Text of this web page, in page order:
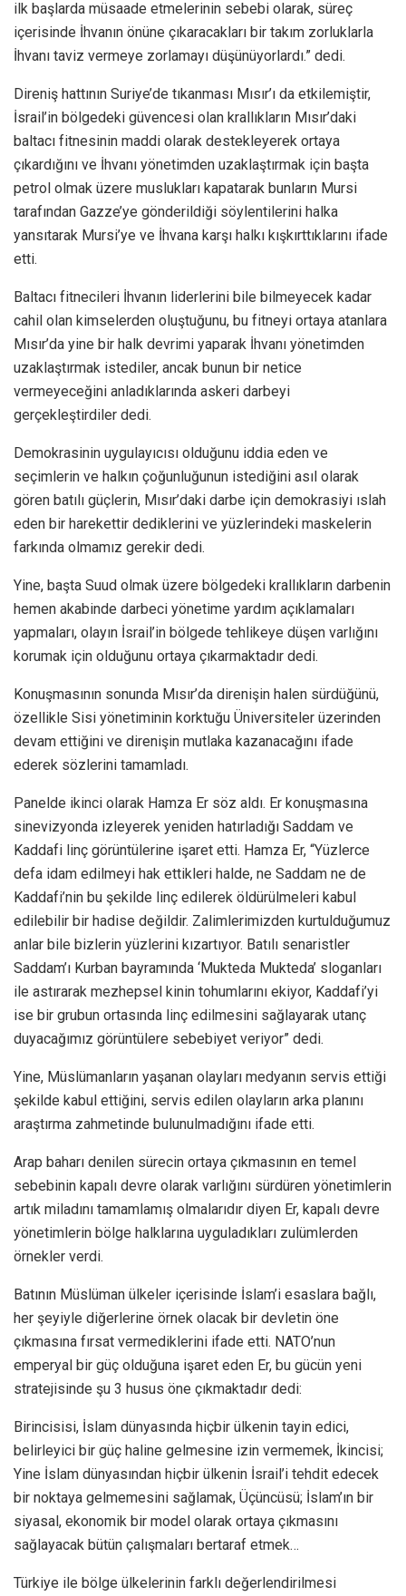
ilk başlarda müsaade etmelerinin sebebi olarak, süreç
içerisinde İhvanın önüne çıkaracakları bir takım zorluklarla
İhvanı taviz vermeye zorlamayı düşünüyorlardı.” dedi.
Direniş hattının Suriye’de tıkanması Mısır’ı da etkilemiştir,
İsrail’in bölgedeki güvencesi olan krallıkların Mısır’daki
baltacı fitnesinin maddi olarak destekleyerek ortaya
çıkardığını ve İhvanı yönetimden uzaklaştırmak için başta
petrol olmak üzere muslukları kapatarak bunların Mursi
tarafından Gazze’ye gönderildiği söylentilerini halka
yansıtarak Mursi’ye ve İhvana karşı halkı kışkırttıklarını ifade
etti.
Baltacı fitnecileri İhvanın liderlerini bile bilmeyecek kadar
cahil olan kimselerden oluştuğunu, bu fitneyi ortaya atanlara
Mısır’da yine bir halk devrimi yaparak İhvanı yönetimden
uzaklaştırmak istediler, ancak bunun bir netice
vermeyeceğini anladıklarında askeri darbeyi
gerçekleştirdiler dedi.
Demokrasinin uygulayıcısı olduğunu iddia eden ve
seçimlerin ve halkın çoğunluğunun istediğini asıl olarak
gören batılı güçlerin, Mısır’daki darbe için demokrasiyi ıslah
eden bir harekettir dediklerini ve yüzlerindeki maskelerin
farkında olmamız gerekir dedi.
Yine, başta Suud olmak üzere bölgedeki krallıkların darbenin
hemen akabinde darbeci yönetime yardım açıklamaları
yapmaları, olayın İsrail’in bölgede tehlikeye düşen varlığını
korumak için olduğunu ortaya çıkarmaktadır dedi.
Konuşmasının sonunda Mısır’da direnişin halen sürdüğünü,
özellikle Sisi yönetiminin korktuğu Üniversiteler üzerinden
devam ettiğini ve direnişin mutlaka kazanacağını ifade
ederek sözlerini tamamladı.
Panelde ikinci olarak Hamza Er söz aldı. Er konuşmasına
sinevizyonda izleyerek yeniden hatırladığı Saddam ve
Kaddafi linç görüntülerine işaret etti. Hamza Er, “Yüzlerce
defa idam edilmeyi hak ettikleri halde, ne Saddam ne de
Kaddafi’nin bu şekilde linç edilerek öldürülmeleri kabul
edilebilir bir hadise değildir. Zalimlerimizden kurtulduğumuz
anlar bile bizlerin yüzlerini kızartıyor. Batılı senaristler
Saddam’ı Kurban bayramında ‘Mukteda Mukteda’ sloganları
ile astırarak mezhepsel kinin tohumlarını ekiyor, Kaddafi’yi
ise bir grubun ortasında linç edilmesini sağlayarak utanç
duyacağımız görüntülere sebebiyet veriyor” dedi.
Yine, Müslümanların yaşanan olayları medyanın servis ettiği
şekilde kabul ettiğini, servis edilen olayların arka planını
araştırma zahmetinde bulunulmadığını ifade etti.
Arap baharı denilen sürecin ortaya çıkmasının en temel
sebebinin kapalı devre olarak varlığını sürdüren yönetimlerin
artık miladını tamamlamış olmalarıdır diyen Er, kapalı devre
yönetimlerin bölge halklarına uyguladıkları zulümlerden
örnekler verdi.
Batının Müslüman ülkeler içerisinde İslam’i esaslara bağlı,
her şeyiyle diğerlerine örnek olacak bir devletin öne
çıkmasına fırsat vermediklerini ifade etti. NATO’nun
emperyal bir güç olduğuna işaret eden Er, bu gücün yeni
stratejisinde şu 3 husus öne çıkmaktadır dedi:
Birincisisi, İslam dünyasında hiçbir ülkenin tayin edici,
belirleyici bir güç haline gelmesine izin vermemek, İkincisi;
Yine İslam dünyasından hiçbir ülkenin İsrail’i tehdit edecek
bir noktaya gelmemesini sağlamak, Üçüncüsü; İslam’ın bir
siyasal, ekonomik bir model olarak ortaya çıkmasını
sağlayacak bütün çalışmaları bertaraf etmek…
Türkiye ile bölge ülkelerinin farklı değerlendirilmesi